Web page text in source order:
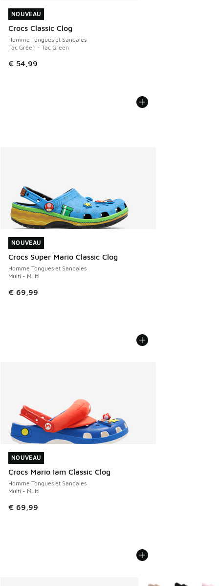
NOUVEAU
Crocs Classic Clog
Homme Tongues et Sandales
Tac Green - Tac Green
€ 54,99
NOUVEAU
NOUVEAU
Crocs Super Mario Classic Clog
Homme Tongues et Sandales
Multi - Multi
€ 69,99
NOUVEAU
NOUVEAU
Crocs Mario Iam Classic Clog
Homme Tongues et Sandales
Multi - Multi
€ 69,99
NOUVEAU
Plus de couleurs